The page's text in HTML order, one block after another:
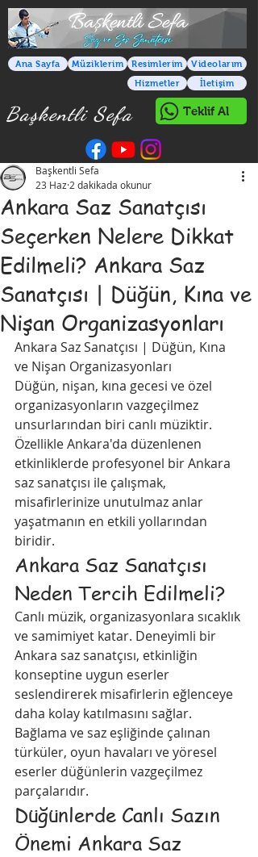
Ana Sayfa Müziklerim Resimlerim
Videolarım
Hizmetler
İletişim
Başkentli Sefa Teklif Al
Ankara Saz Sanatçısı
Seçerken Nelere Dikkat
Edilmeli? Ankara Saz
Sanatçısı | Düğün, Kına ve
Nişan Organizasyonları
Başkentli Sefa
23 Haz 2 dakikada okunur
Ankara Saz Sanatçısı | Düğün, Kına
ve Nişan Organizasyonları
Düğün, nişan, kına gecesi ve özel
organizasyonların vazgeçilmez
unsurlarından biri canlı müziktir.
Özellikle Ankara'da düzenlenen
etkinliklerde profesyonel bir Ankara
saz sanatçısı ile çalışmak,
misafirlerinize unutulmaz anlar
yaşatmanın en etkili yollarından
biridir.
Ankara Saz Sanatçısı
Neden Tercih Edilmeli?
Canlı müzik, organizasyonlara sıcaklık
ve samimiyet katar. Deneyimli bir
Ankara saz sanatçısı, etkinliğin
konseptine uygun eserler
seslendirerek misafirlerin eğlenceye
daha kolay katılmasını sağlar.
Bağlama ve saz eşliğinde çalınan
türküler, oyun havaları ve yöresel
eserler düğünlerin vazgeçilmez
parçalarıdır.
Düğünlerde Canlı Sazın
Önemi Ankara Saz